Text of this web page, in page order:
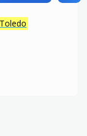
Toledo